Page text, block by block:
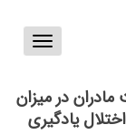
Toggle
در میزان
یادگیری